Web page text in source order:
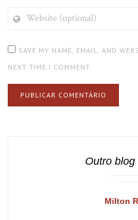
(OPTIONAL)
SAVE MY NAME, EMAIL, AND
NEXT TIME I COMMENT.
Outro
Milton